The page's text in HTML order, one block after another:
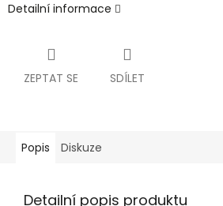
Detailní informace
ZEPTAT SE SDÍLET
Popis Diskuze
Detailní popis produktu